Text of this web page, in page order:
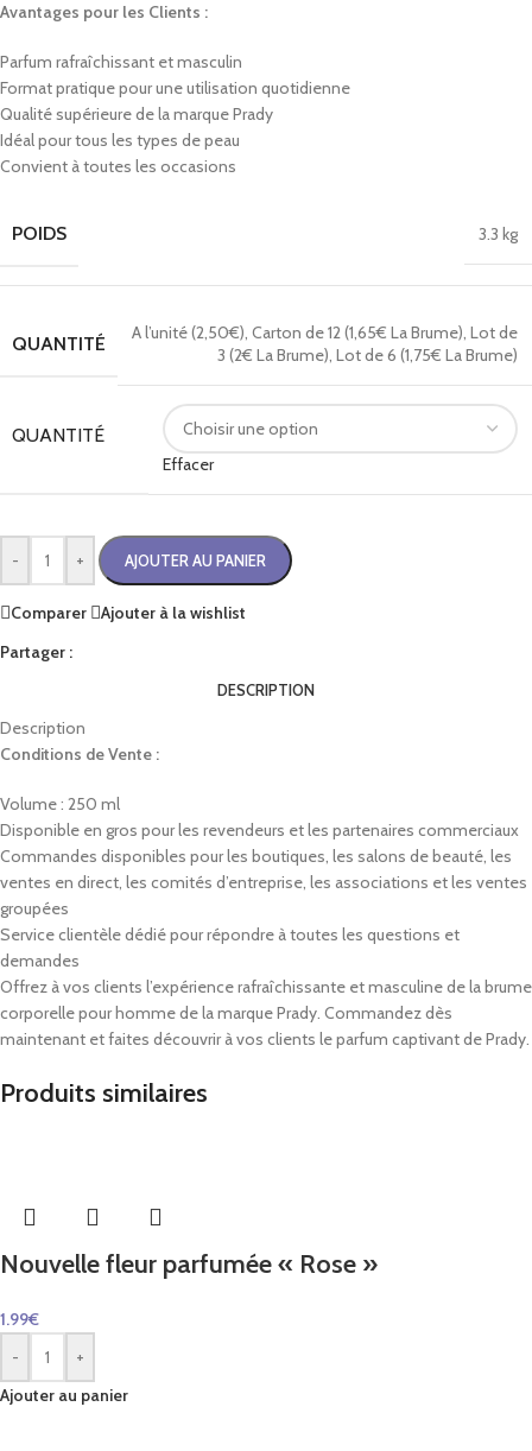
Avantages pour les Clients :
Parfum rafraîchissant et masculin
Format pratique pour une utilisation quotidienne
Qualité supérieure de la marque Prady
Idéal pour tous les types de peau
Convient à toutes les occasions
POIDS 3.3 kg
QUANTITÉ A l’unité (2,50€), Carton de 12 (1,65€ La Brume), Lot de
3 (2€ La Brume), Lot de 6 (1,75€ La Brume)
QUANTITÉ
Effacer
- + AJOUTER AU PANIER
Comparer
Ajouter à la wishlist
Partager :
DESCRIPTION
Description
Conditions de Vente :
Volume : 250 ml
Disponible en gros pour les revendeurs et les partenaires commerciaux
Commandes disponibles pour les boutiques, les salons de beauté, les
ventes en direct, les comités d’entreprise, les associations et les ventes
groupées
Service clientèle dédié pour répondre à toutes les questions et
demandes
Offrez à vos clients l’expérience rafraîchissante et masculine de la brume
corporelle pour homme de la marque Prady. Commandez dès
maintenant et faites découvrir à vos clients le parfum captivant de Prady.
Produits similaires
Nouvelle fleur parfumée « Rose »
1.99€
-
+
Ajouter au panier